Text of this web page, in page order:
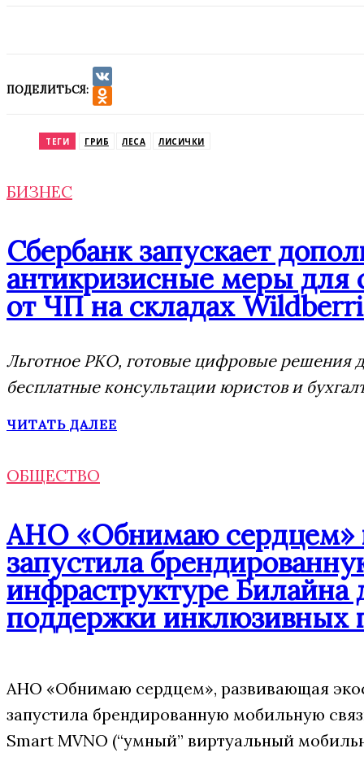
ПОДЕЛИТЬСЯ:
VK
ТЕГИ ГРИБ ЛЕСА ЛИСИЧКИ
БИЗНЕС
Сбербанк запускает
антикризисные меры для
от ЧП на складах
Льготное РКО, готовые цифровые решения
бесплатные консультации юристов и
ЧИТАТЬ ДАЛЕЕ
ОБЩЕСТВО
АНО «Обнимаю сердцем»
запустила
инфраструктуре Билайна
поддержки инклюзивных
АНО «Обнимаю сердцем», развивающая
запустила брендированную мобильную
Smart MVNO (“умный” виртуальный